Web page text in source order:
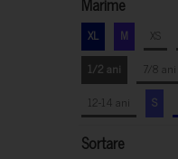
XL M XS
1/2 ani
7/8 ani
12-14 ani
S
Sortare